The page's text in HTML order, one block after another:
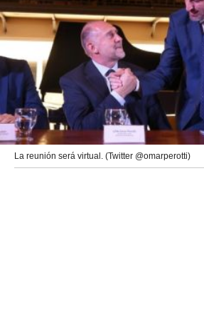
La reunión será virtual. (Twitter @omarperotti)